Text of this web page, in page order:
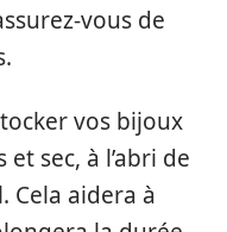
vous de
vos bijoux
sec, à l’abri de
Cela aidera à